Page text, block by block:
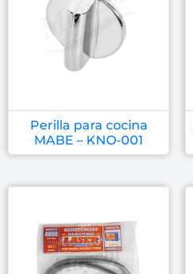
Perilla para cocina
MABE – KNO-001